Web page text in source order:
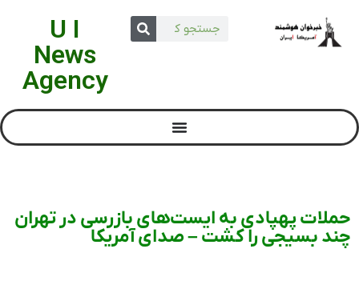
U I
News
Agency
حملات پهپادی به ایست‌های بازرسی در تهران
چند بسیجی را کشت – صدای آمریکا